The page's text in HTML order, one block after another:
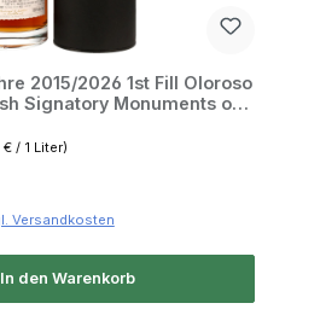
2015/2026 1st Fill Oloroso
Signatory Monuments of
/ 1 Liter)
Versandkosten
In den Warenkorb